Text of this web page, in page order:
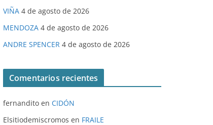
VIÑA 4 de agosto de 2026
MENDOZA 4 de agosto de 2026
ANDRE SPENCER 4 de agosto de 2026
Comentarios recientes
fernandito en CIDÓN
Elsitiodemiscromos en FRAILE